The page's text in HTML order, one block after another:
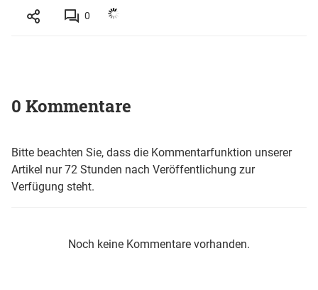
0
0 Kommentare
Bitte beachten Sie, dass die Kommentarfunktion unserer
Artikel nur 72 Stunden nach Veröffentlichung zur
Verfügung steht.
Noch keine Kommentare vorhanden.